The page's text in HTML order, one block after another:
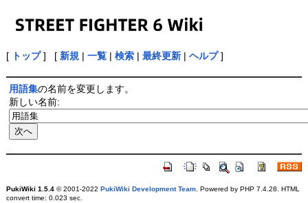
[ トップ] [ 新規| 一覧| 検索| 最終更新| ヘルプ]
用語集の名前を変更します。
新しい名前:
PukiWiki 1.5.4© 2001-2022 PukiWiki Development Team. Powered by PHP 7.4.28. HTML
convert time: 0.023 sec.